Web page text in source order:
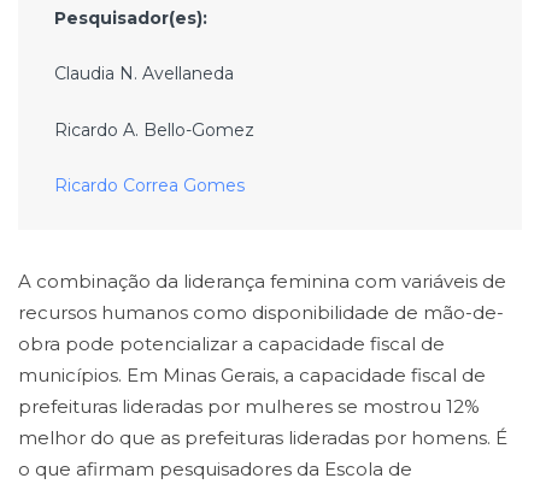
Pesquisador(es):
Claudia N. Avellaneda
Ricardo A. Bello-Gomez
Ricardo Correa Gomes
A combinação da liderança feminina com variáveis de
recursos humanos como disponibilidade de mão-de-
obra pode potencializar a capacidade fiscal de
municípios. Em Minas Gerais, a capacidade fiscal de
prefeituras lideradas por mulheres se mostrou 12%
melhor do que as prefeituras lideradas por homens. É
o que afirmam pesquisadores da Escola de